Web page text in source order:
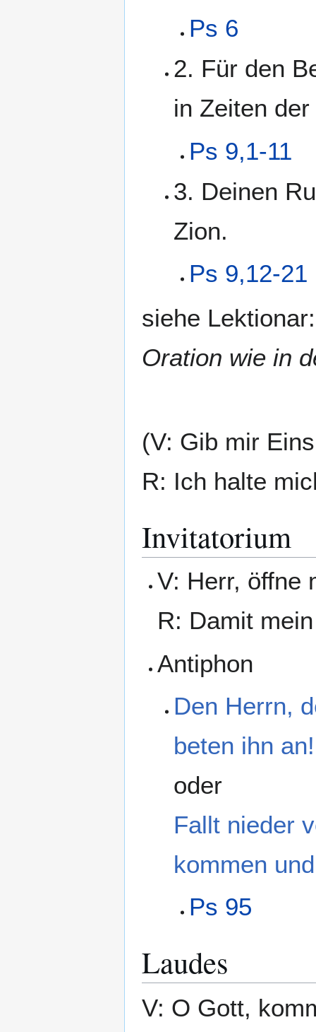
Ps 6
2. Für den
in Zeiten
Ps 9,1-11
3. Deinen
Zion.
Ps 9,12-21
siehe
Oration wie in
(V: Gib mir
R: Ich halte
Invitatorium
V: Herr, öffne
R: Damit
Antiphon
Den Herrn,
beten ihn an!
oder
Fallt nieder
kommen
Ps 95
Laudes
V: O Gott,